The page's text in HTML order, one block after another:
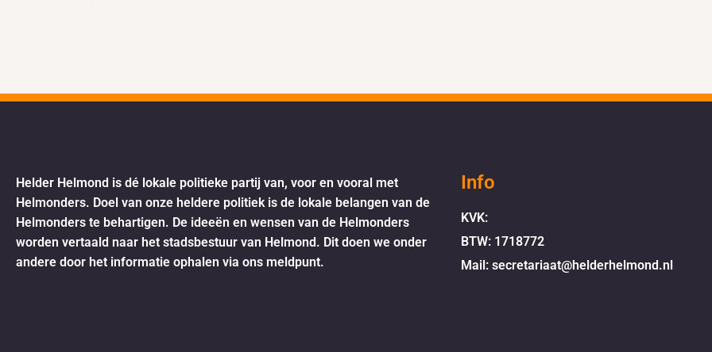
Helder Helmond is dé lokale politieke partij van, voor en vooral met
Helmonders. Doel van onze heldere politiek is de lokale belangen van de
Helmonders te behartigen. De ideeën en wensen van de Helmonders
worden vertaald naar het stadsbestuur van Helmond. Dit doen we onder
andere door het informatie ophalen via ons meldpunt.
Info
KVK:
BTW: 1718772
Mail: secretariaat@helderhelmond.nl